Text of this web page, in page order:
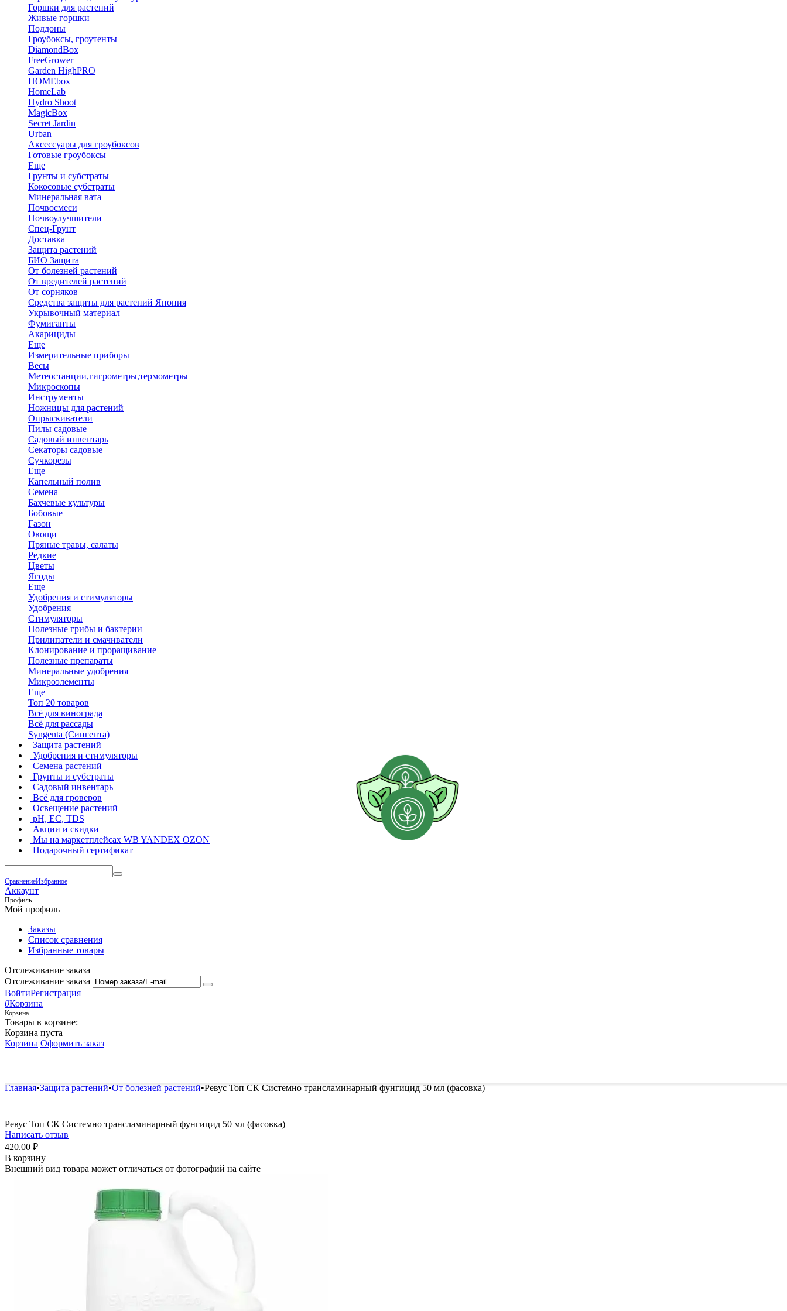
Горшки для растений
Живые горшки
Поддоны
Гроубоксы, гроутенты
DiamondBox
FreeGrower
Garden HighPRO
HOMEbox
HomeLab
Hydro Shoot
MagicBox
Secret Jardin
Urban
Аксессуары для гроубоксов
Готовые гроубоксы
Еще
Грунты и субстраты
Кокосовые субстраты
Минеральная вата
Почвосмеси
Почвоулучшители
Спец-Грунт
Доставка
Защита растений
БИО Защита
От болезней растений
От вредителей растений
От сорняков
Средства защиты для растений Япония
Укрывочный материал
Фумиганты
Акарициды
Еще
Измерительные приборы
Весы
Метеостанции,гигрометры,термометры
Микроскопы
Инструменты
Ножницы для растений
Опрыскиватели
Пилы садовые
Садовый инвентарь
Секаторы садовые
Сучкорезы
Еще
Капельный полив
Семена
Бахчевые культуры
Бобовые
Газон
Овощи
Пряные травы, салаты
Редкие
Цветы
Ягоды
Еще
Удобрения и стимуляторы
Удобрения
Стимуляторы
Полезные грибы и бактерии
Прилипатели и смачиватели
Клонирование и проращивание
Полезные препараты
Минеральные удобрения
Микроэлементы
Еще
Топ 20 товаров
Всё для винограда
Всё для рассады
Syngenta (Сингента)
Защита растений
Удобрения и стимуляторы
Семена растений
Грунты и субстраты
Садовый инвентарь
Всё для гроверов
Освещение растений
pH, EC, TDS
Акции и скидки
Мы на маркетплейсах WB YANDEX OZON
Подарочный сертификат
СравнениеИзбранное
Профиль
Аккаунт
Мой профиль
Заказы
Список сравнения
Избранные товары
Отслеживание заказа
Отслеживание заказа
ВойтиРегистрация
Корзина
0Корзина
Товары в корзине:
Корзина пуста
Корзина Оформить заказ
Главная•Защита растений•От болезней растений•Ревус Топ СК Системно трансламинарный фунгицид 50 мл (фасовка)
Ревус Топ СК Системно трансламинарный фунгицид 50 мл (фасовка)
Написать отзыв
420.00 ₽
В корзину
Внешний вид товара может отличаться от фотографий на сайте